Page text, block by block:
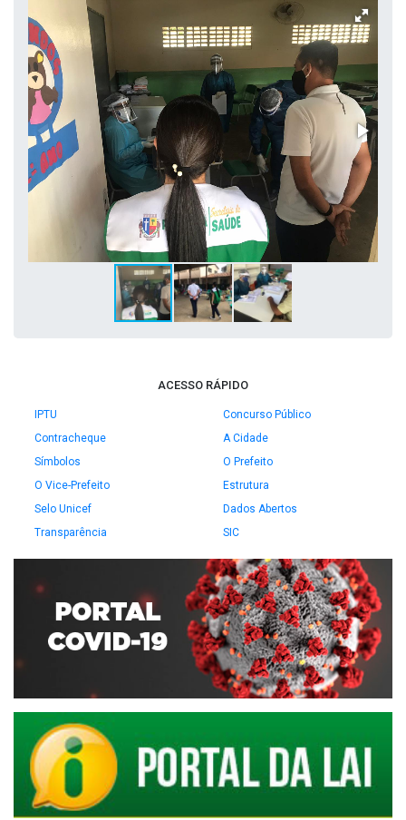
ACESSO RÁPIDO
IPTU
Concurso Público
Contracheque
A Cidade
Símbolos
O Prefeito
O Vice-Prefeito
Estrutura
Selo Unicef
Dados Abertos
Transparência
SIC